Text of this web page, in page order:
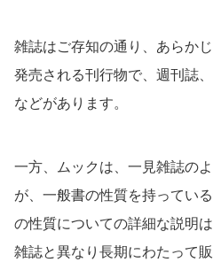
雑誌はご存知の通り、あらか
発売される刊行物で、週刊誌
などがあります。
一方、ムックは、一見雑誌の
が、一般書の性質を持ってい
の性質についての詳細な説明
雑誌と異なり長期にわたって